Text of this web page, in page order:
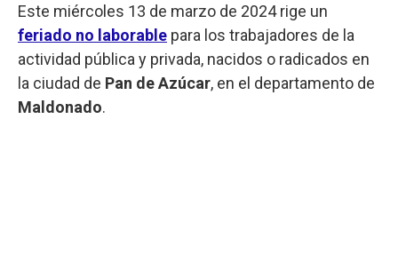
Este miércoles 13 de marzo de 2024 rige un
feriado no laborable para los trabajadores de la
actividad pública y privada, nacidos o radicados en
la ciudad de Pan de Azúcar, en el departamento de
Maldonado.